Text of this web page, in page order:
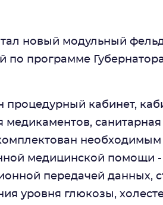
новый модульный
по программе
процедурный кабинет,
медикаментов,
медицинской помощи -
передачей данных,
уровня глюкозы,